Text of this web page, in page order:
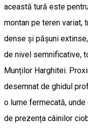
această tură este
montan pe teren variat,
dense și pășuni
de nivel semnificative,
Munților Harghitei.
desemnat de ghidul
o lume fermecată,
de prezența câinilor